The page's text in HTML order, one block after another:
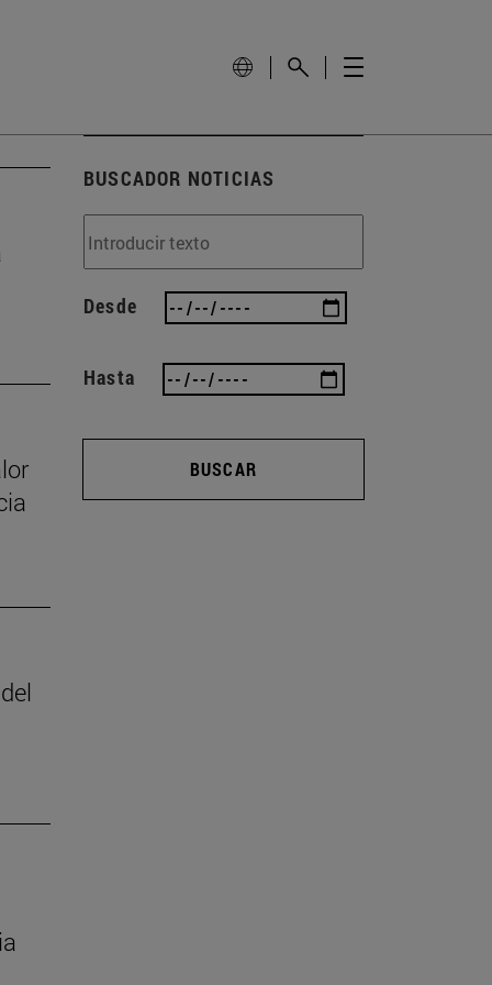
BUSCADOR NOTICIAS
Desde
Hasta
BUSCAR